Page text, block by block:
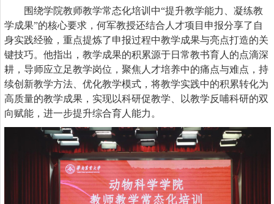
围绕学院教师教学常态化培训中“提升教学能力、凝练教
学成果”的核心要求， 何军教授还结合 人才项目申报分享了自
身实践经验 ，重点提炼了申报过程中教学成果与亮点打造的关
键技巧。 他指出， 教学成果的积累源于日常教书育人的点滴深
耕， 导师应立足教学岗位，聚焦人才培养中的痛点与难点， 持
续创新教学方法、优化教学模式，将教学实践中的积累转化为
高质量的教学成果， 实现以科研促教学、以教学反哺科研的双
向赋能，进一步提升综合育人能力。